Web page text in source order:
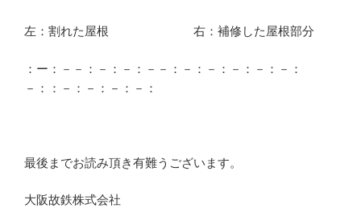
左：割れた屋根 右：補修した屋根部分
：ー：－－：－：－：－－：－：－：－：－：－：
－：：－：－：－：－：
最後までお読み頂き有難うございます。
大阪故鉄株式会社